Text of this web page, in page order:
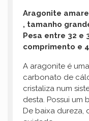
Aragonite
, tamanho
Pesa entre 32 e
comprimento e
A aragonite é
carbonato de
cristaliza num
desta. Possui um
De baixa dureza,